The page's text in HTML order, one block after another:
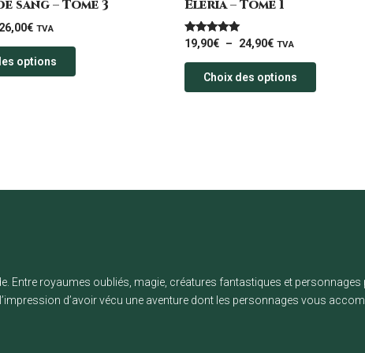
sang – Tome 3
26,00€ TVA
options
Éléria – Tome 1
Note
5.00
sur 5
19,90€ – 24,90€ TVA
Choix des options
Entre royaumes oubliés, magie, créatures fantastiques et personnages
d’avoir vécu une aventure dont les personnages vous